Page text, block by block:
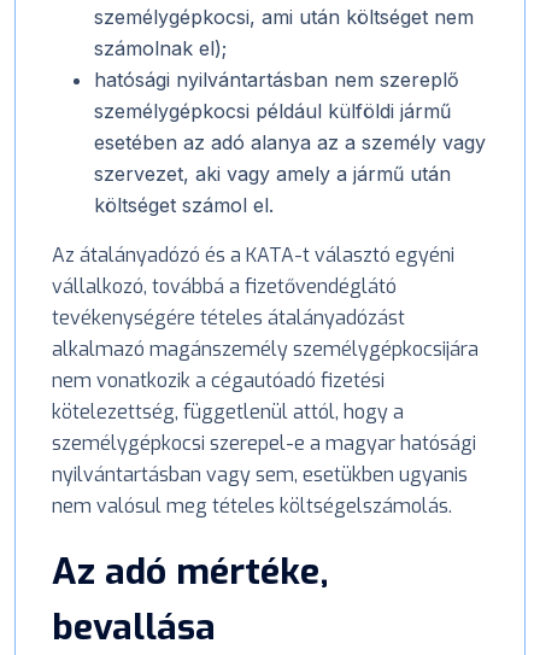
személygépkocsi, ami után költséget nem
számolnak el);
hatósági nyilvántartásban nem szereplő
személygépkocsi például külföldi jármű
esetében az adó alanya az a személy vagy
szervezet, aki vagy amely a jármű után
költséget számol el.
Az átalányadózó és a KATA-t választó egyéni
vállalkozó, továbbá a fizetővendéglátó
tevékenységére tételes átalányadózást
alkalmazó magánszemély személygépkocsijára
nem vonatkozik a cégautóadó fizetési
kötelezettség, függetlenül attól, hogy a
személygépkocsi szerepel-e a magyar hatósági
nyilvántartásban vagy sem, esetükben ugyanis
nem valósul meg tételes költségelszámolás.
Az adó mértéke,
bevallása